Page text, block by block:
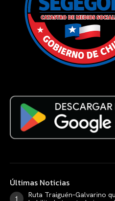
Últimas Noticias
Ruta Traiguén–Galvarino